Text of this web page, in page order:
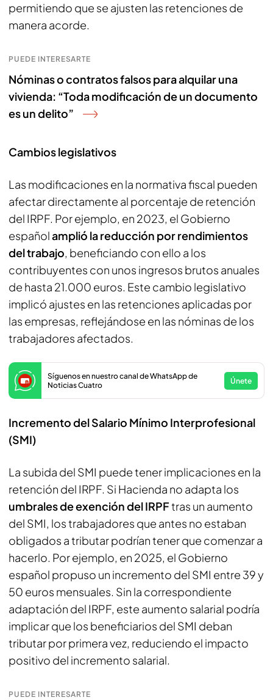
permitiendo que se ajusten las retenciones de
manera acorde.
PUEDE INTERESARTE
Nóminas o contratos falsos para alquilar una
vivienda: “Toda modificación de un documento
es un delito”
Cambios legislativos
Las modificaciones en la normativa fiscal pueden
afectar directamente al porcentaje de retención
del IRPF. Por ejemplo, en 2023, el Gobierno
españolamplió la reducción por rendimientos
del trabajo, beneficiando con ello a los
contribuyentes con unos ingresos brutos anuales
de hasta 21.000 euros. Este cambio legislativo
implicó ajustes en las retenciones aplicadas por
las empresas, reflejándose en las nóminas de los
trabajadores afectados.
Síguenos en nuestro canal de WhatsApp de
Noticias Cuatro
Únete
Incremento del Salario Mínimo Interprofesional
(SMI)
La subida del SMI puede tener implicaciones en la
retención del IRPF. Si Hacienda no adapta los
umbrales de exención del IRPFtras un aumento
del SMI, los trabajadores que antes no estaban
obligados a tributar podrían tener que comenzar a
hacerlo. Por ejemplo, en 2025, el Gobierno
español propuso un incremento del SMI entre 39 y
50 euros mensuales. Sin la correspondiente
adaptación del IRPF, este aumento salarial podría
implicar que los beneficiarios del SMI deban
tributar por primera vez, reduciendo el impacto
positivo del incremento salarial.
PUEDE INTERESARTE